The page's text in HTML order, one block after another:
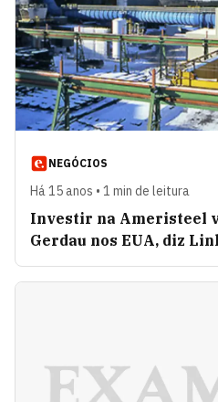
NEGÓCIOS
Há 15 anos • 1 min de leitura
Investir na Ameristeel
Gerdau nos EUA, diz